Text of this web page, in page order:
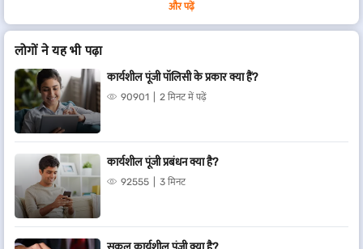
कार्यशील पूंजी फाइनेंस के लिए योग्यता प्राप्त करने और मात्र 48 घंटे में अपनी एप्लीकेशन
पर अप्रूवल प्राप्त करने के लिए हमारी योग्यता की शर्तों को पूरा करें*.
आपको बस इतना करना है कि लोन प्राप्त करने के लिए कुछ मुख्य डॉक्यूमेंट सबमिट करें.
हमारी फ्लेक्सी सुविधा के साथ, EMI के रूप में केवल ब्याज का भुगतान करें और इसे
45% तक कम करें *.
*शर्तें लागू
यह भी पढ़ें:कार्यशील पूंजी लोन के बारे में सामान्य रूप से पूछे जाने वाले प्रश्न
और पढ़ें
लोगों ने यह भी पढ़ा
कार्यशील पूंजी पॉलिसी के प्रकार क्या हैं?
90901 2 मिनट में पढ़ें
कार्यशील पूंजी प्रबंधन क्या है?
92555 3 मिनट